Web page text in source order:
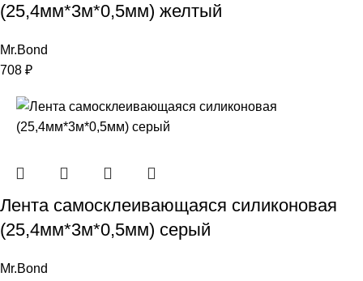
(25,4мм*3м*0,5мм) желтый
Mr.Bond
708 ₽
Лента самосклеивающаяся силиконовая
(25,4мм*3м*0,5мм) серый
Mr.Bond